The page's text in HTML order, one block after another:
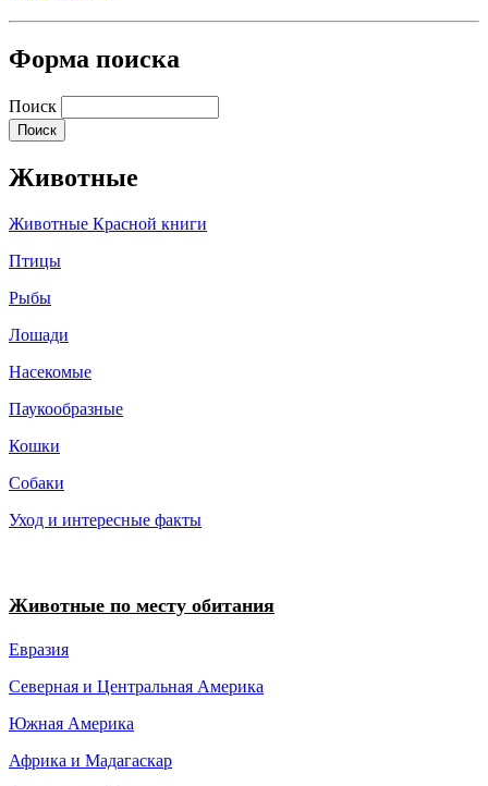
Форма поиска
Поиск
Животные
Животные Красной книги
Птицы
Рыбы
Лошади
Насекомые
Паукообразные
Кошки
Собаки
Уход и интересные факты
Животные по месту обитания
Евразия
Северная и Центральная Америка
Южная Америка
Африка и Мадагаскар